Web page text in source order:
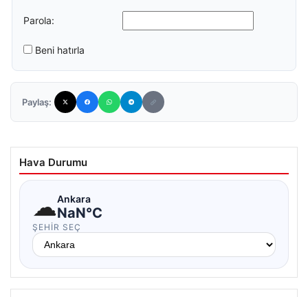
Parola:
Beni hatırla
Paylaş:
Hava Durumu
☁Ankara
NaN°C
ŞEHIR SEÇ